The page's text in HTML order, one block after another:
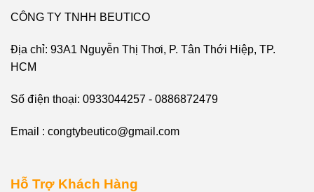
CÔNG TY TNHH BEUTICO
Địa chỉ: 93A1 Nguyễn Thị Thơi, P. Tân Thới Hiệp, TP.
HCM
Số điện thoại: 0933044257 - 0886872479
Email : congtybeutico@gmail.com
Hỗ Trợ Khách Hàng